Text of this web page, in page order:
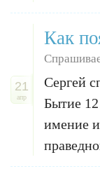
21
апр
Как
Сергей
Бытие
имение